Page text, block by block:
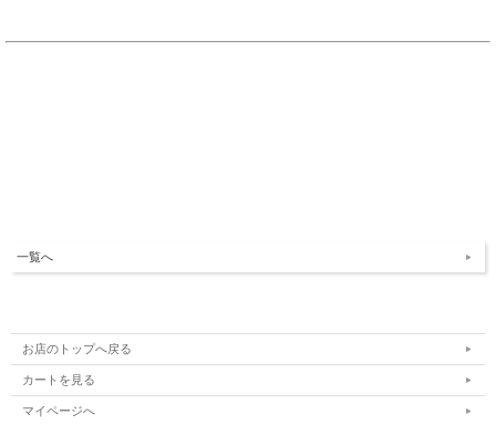
一覧へ
お店のトップへ戻る
カートを見る
マイページへ